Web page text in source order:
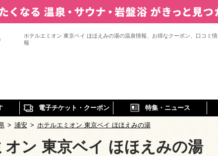
ホテルエミオン 東京ベイ ほほえみの湯の温泉情報、お得なクーポン、口コミ情
報
電子チケット・クーポン 特集・ニュース
> 浦安 > ホテルエミオン 東京ベイ ほほえみの湯
オン 東京ベイ ほほえみの湯